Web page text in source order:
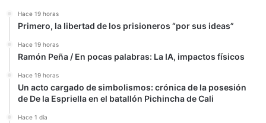
Hace 19 horas
Primero, la libertad de los prisioneros “por sus ideas”
Hace 19 horas
Ramón Peña / En pocas palabras: La IA, impactos físicos
Hace 19 horas
Un acto cargado de simbolismos: crónica de la posesión
de De la Espriella en el batallón Pichincha de Cali
Hace 1 día